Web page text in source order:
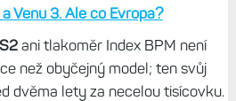
Venu 3. Ale co Evropa?
ani tlakoměr Index BPM není
než obyčejný model; ten svůj
dvěma lety za necelou tisícovku.